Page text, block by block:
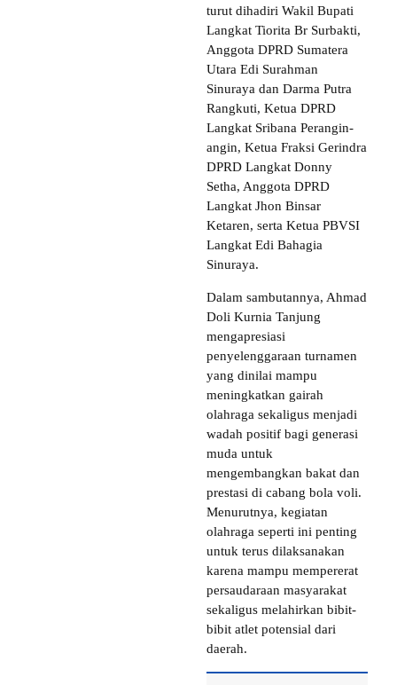
turut dihadiri Wakil Bupati
Langkat Tiorita Br Surbakti,
Anggota DPRD Sumatera
Utara Edi Surahman
Sinuraya dan Darma Putra
Rangkuti, Ketua DPRD
Langkat Sribana Perangin-
angin, Ketua Fraksi Gerindra
DPRD Langkat Donny
Setha, Anggota DPRD
Langkat Jhon Binsar
Ketaren, serta Ketua PBVSI
Langkat Edi Bahagia
Sinuraya.
Dalam sambutannya, Ahmad
Doli Kurnia Tanjung
mengapresiasi
penyelenggaraan turnamen
yang dinilai mampu
meningkatkan gairah
olahraga sekaligus menjadi
wadah positif bagi generasi
muda untuk
mengembangkan bakat dan
prestasi di cabang bola voli.
Menurutnya, kegiatan
olahraga seperti ini penting
untuk terus dilaksanakan
karena mampu mempererat
persaudaraan masyarakat
sekaligus melahirkan bibit-
bibit atlet potensial dari
daerah.